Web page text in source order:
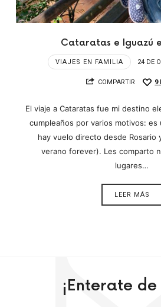
Cataratas e Iguazú
VIAJES EN FAMILIA 24 DE
COMPARTIR 9
El viaje a Cataratas fue mi destino
cumpleaños por varios motivos: es
hay vuelo directo desde Rosario
verano forever). Les comparto
lugares…
LEER MÁS
¡Enterate